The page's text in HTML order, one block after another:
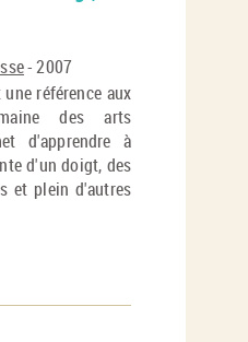
- 2007
référence aux
des arts
d'apprendre à
d'un doigt, des
et plein d'autres